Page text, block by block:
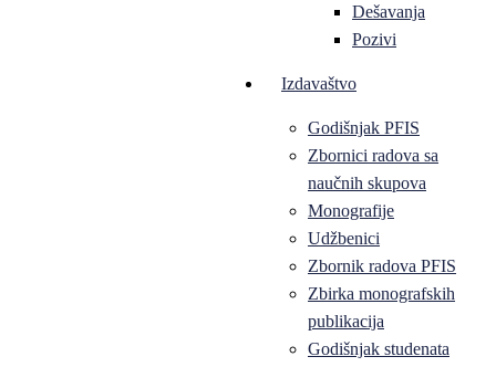
Dešavanja
Pozivi
Izdavaštvo
Godišnjak PFIS
Zbornici radova sa
naučnih skupova
Monografije
Udžbenici
Zbornik radova PFIS
Zbirka monografskih
publikacija
Godišnjak studenata